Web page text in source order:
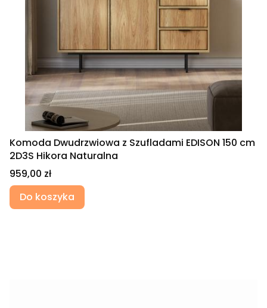
Komoda Dwudrzwiowa z Szufladami EDISON 150 cm
2D3S Hikora Naturalna
Cena
959,00 zł
Do koszyka